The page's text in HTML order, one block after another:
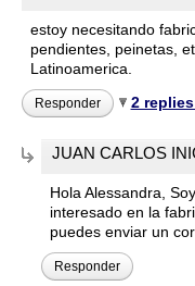
estoy necesitando
pendientes, peinetas,
Latinoamerica.
Responder 2 replies
JUAN CARLOS
Hola Alessandra,
interesado en la
puedes enviar un
Responder